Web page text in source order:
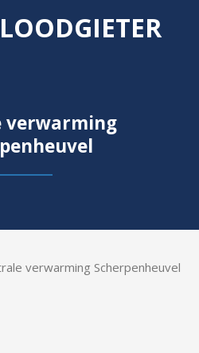
verwarming
verwarming Scherpenheuvel